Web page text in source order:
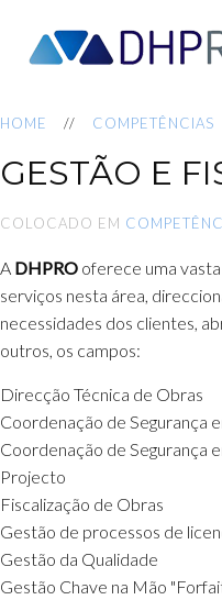
HOME COMPETÊNCIAS
GESTÃO E
COLOCADO EM
A DHPRO oferece uma
serviços nesta área,
necessidades dos clientes,
outros, os campos:
Direcção Técnica de Obras
Coordenação de Segurança
Coordenação de Segurança
Projecto
Fiscalização de Obras
Gestão de processos de
Gestão da Qualidade
Gestão Chave na Mão